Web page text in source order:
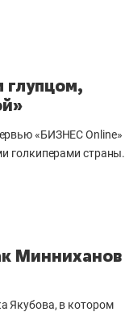
«БИЗНЕСOnline»
голкиперами страны.
Минниханов
Якубова, в котором